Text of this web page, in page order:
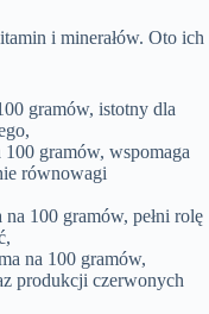
i minerałów. Oto ich
gramów, istotny dla
gramów, wspomaga
równowagi
100 gramów, pełni rolę
na 100 gramów,
produkcji czerwonych